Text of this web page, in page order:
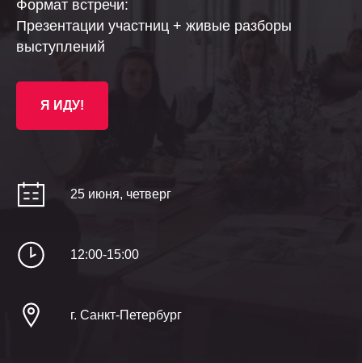
Формат встречи:
Презентации участниц + живые разборы
выступлений
Я ИДУ!
25 июня, четверг
12:00-15:00
г. Санкт-Петербург